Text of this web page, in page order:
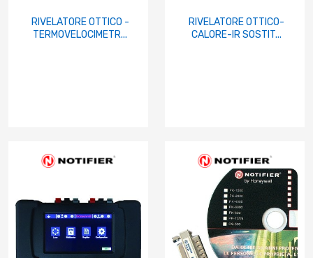
RIVELATORE OTTICO -
TERMOVELOCIMETR...
RIVELATORE OTTICO-
CALORE-IR SOSTIT...